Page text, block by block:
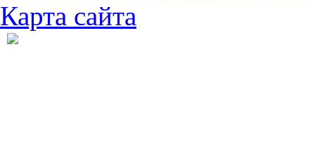
Карта сайта